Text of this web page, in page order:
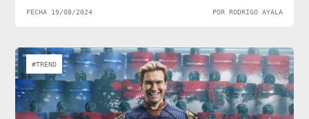
FECHA 19/08/2024 POR RODRIGO AYALA
#TREND